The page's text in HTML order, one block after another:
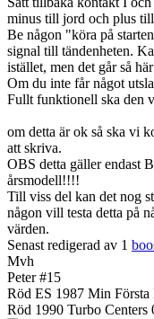
minus till jord och plus
Be någon "köra på
signal till tändenheten.
istället, men det går så
Om du inte får något
Fullt funktionell ska den
om detta är ok så ska vi
att skriva.
OBS detta gäller endast
årsmodell!!!!
Till viss del kan det nog
någon vill testa detta på
värden.
Senast redigerad av 1
Mvh
Peter #15
Röd ES 1987 Min
Röd 1990 Turbo Centers